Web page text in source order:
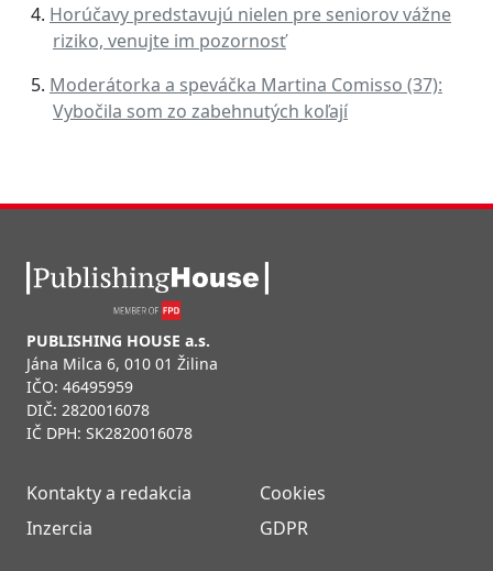
Horúčavy predstavujú nielen pre seniorov vážne
riziko, venujte im pozornosť
Moderátorka a speváčka Martina Comisso (37):
Vybočila som zo zabehnutých koľají
PUBLISHING HOUSE a.s.
Jána Milca 6, 010 01 Žilina
IČO: 46495959
DIČ: 2820016078
IČ DPH: SK2820016078
Kontakty a redakcia
Inzercia
Cookies
GDPR